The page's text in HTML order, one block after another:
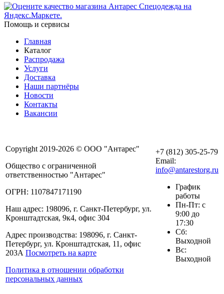
Помощь и сервисы
Главная
Каталог
Распродажа
Услуги
Доставка
Наши партнёры
Новости
Контакты
Вакансии
Copyright 2019-2026 © ООО "Антарес"
Общество с ограниченной
ответственностью "Антарес"
ОГРН: 1107847171190
Наш адрес: 198096, г. Санкт-Петербург, ул.
Кронштадтская, 9к4, офис 304
Адрес производства: 198096, г. Санкт-
Петербург, ул. Кронштадтская, 11, офис
203А Посмотреть на карте
Политика в отношении обработки
персональных данных
+7 (812) 305-25-79
Email:
info@antarestorg.ru
График
работы
Пн-Пт: с
9:00 до
17:30
Сб:
Выходной
Вс:
Выходной